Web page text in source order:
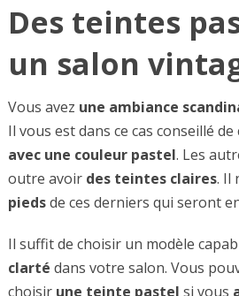
Des teintes
un salon
Vous avez une ambiance
Il vous est dans ce cas conseillé
avec une couleur pastel. Les
outre avoir des teintes claires. Il
piedsde ces derniers qui seront
Il suffit de choisir un modèle
clarté dans votre salon. Vous
choisir une teinte pastel si vous